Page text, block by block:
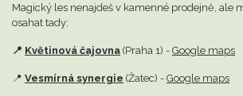
Magický les nenajdeš v kamenné prodejně, ale
osahat tady:
📍 Květinová čajovna (Praha 1) - Google maps
📍 Vesmírná synergie (Žatec) - Google maps